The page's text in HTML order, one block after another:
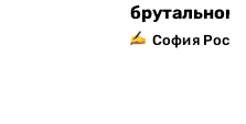
брутальном
София